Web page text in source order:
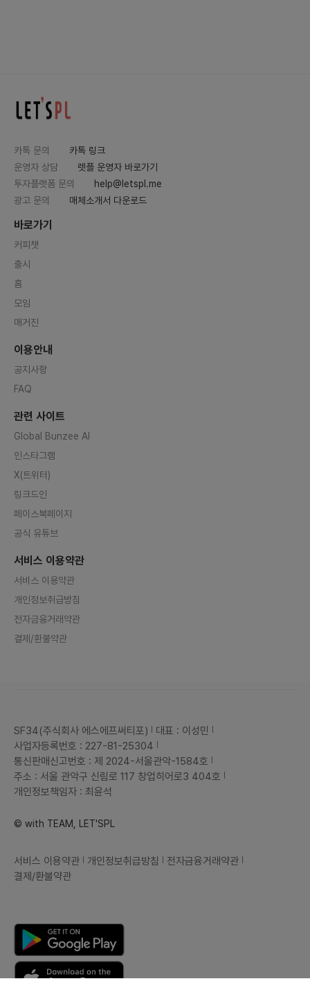
카톡 문의
카톡 링크
운영자 상담
렛플 운영자 바로가기
투자플랫폼 문의
help@letspl.me
광고 문의
매체소개서 다운로드
바로가기
커피챗
출시
홈
모임
매거진
이용안내
공지사항
FAQ
관련 사이트
Global Bunzee AI
인스타그램
X(트위터)
링크드인
페이스북페이지
공식 유튜브
서비스 이용약관
서비스 이용약관
개인정보취급방침
전자금융거래약관
결제/환불약관
SF34(주식회사 에스에프써티포)
대표 : 이성민
사업자등록번호 : 227-81-25304
통신판매신고번호 : 제 2024-서울관악-1584호
주소 : 서울 관악구 신림로 117 창업히어로3 404호
개인정보책임자 : 최윤석
© with TEAM, LET'SPL
서비스 이용약관 개인정보취급방침
전자금융거래약관
결제/환불약관